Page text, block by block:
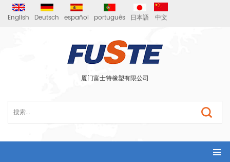
English Deutsch español português 日本語 中文
厦门富士特橡塑有限公司